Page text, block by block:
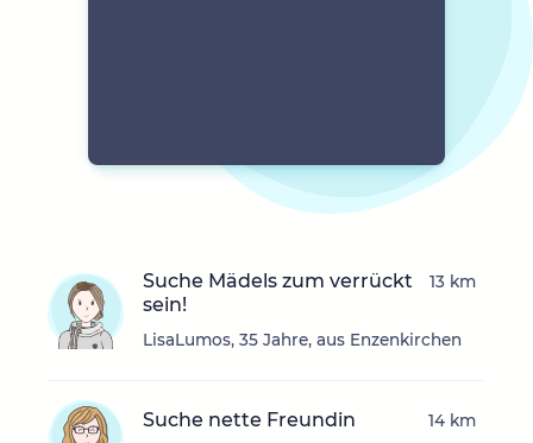
Suche Mädels zum verrückt
sein!
LisaLumos, 35 Jahre, aus Enzenkirchen
13 km
Suche nette Freundin 14 km